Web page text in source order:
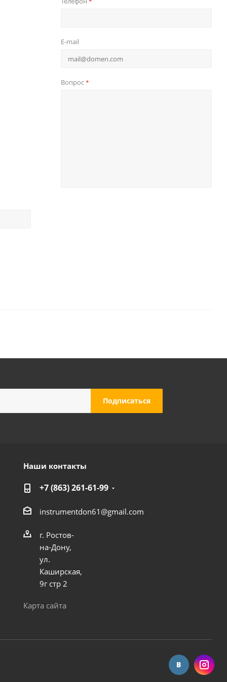
E-mail
Вопрос*
Наши контакты
+7 (863) 261-61-99
instrumentdon61@gmail.com
г. Ростов-
на-Дону,
ул.
Каширская,
9г стр 2
Карта сайта